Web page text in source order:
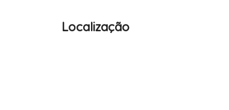
Localização